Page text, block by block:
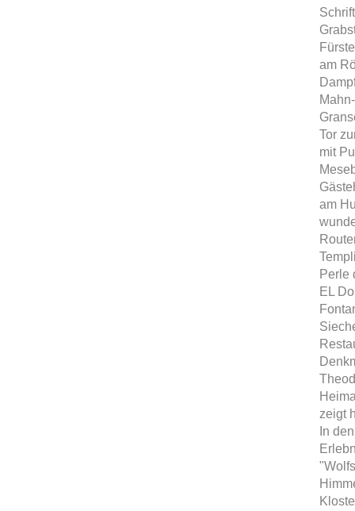
am
Tor
mit
am
Perle
EL
zeigt
In